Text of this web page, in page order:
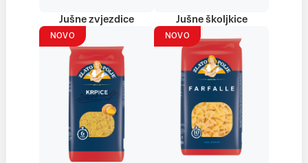
Jušne zvjezdice Jušne školjkice
NOVO NOVO